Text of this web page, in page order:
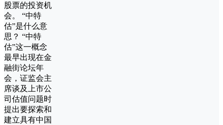
股票的投资机
会。 “中特
估”是什么意
思？ “中特
估”这一概念
最早出现在金
融街论坛年
会，证监会主
席谈及上市公
司估值问题时
提出要探索和
建立具有中国